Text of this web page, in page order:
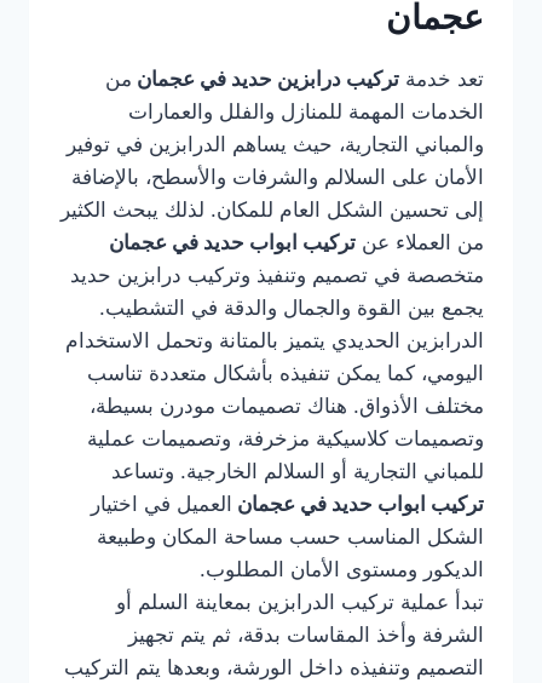
عجمان
تعد خدمة تركيب درابزين حديد في عجمان من
الخدمات المهمة للمنازل والفلل والعمارات
والمباني التجارية، حيث يساهم الدرابزين في توفير
الأمان على السلالم والشرفات والأسطح، بالإضافة
إلى تحسين الشكل العام للمكان. لذلك يبحث الكثير
من العملاء عن تركيب ابواب حديد في عجمان
متخصصة في تصميم وتنفيذ وتركيب درابزين حديد
يجمع بين القوة والجمال والدقة في التشطيب.
الدرابزين الحديدي يتميز بالمتانة وتحمل الاستخدام
اليومي، كما يمكن تنفيذه بأشكال متعددة تناسب
مختلف الأذواق. هناك تصميمات مودرن بسيطة،
وتصميمات كلاسيكية مزخرفة، وتصميمات عملية
للمباني التجارية أو السلالم الخارجية. وتساعد
تركيب ابواب حديد في عجمان العميل في اختيار
الشكل المناسب حسب مساحة المكان وطبيعة
الديكور ومستوى الأمان المطلوب.
تبدأ عملية تركيب الدرابزين بمعاينة السلم أو
الشرفة وأخذ المقاسات بدقة، ثم يتم تجهيز
التصميم وتنفيذه داخل الورشة، وبعدها يتم التركيب